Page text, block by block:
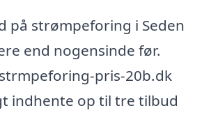
på strømpeforing i Seden
end nogensinde før.
pris-20b.dk
indhente op til tre tilbud